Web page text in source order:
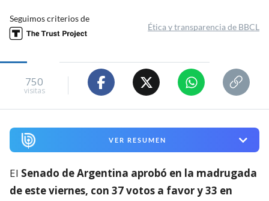
Seguimos criterios de
Ética y transparencia de BBCL
750
visitas
VER RESUMEN
El Senado de Argentina aprobó en la madrugada
de este viernes, con 37 votos a favor y 33 en